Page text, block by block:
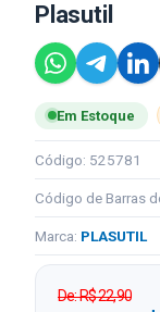
Plasutil
Em Estoque
Código: 525781
Código de Barras
Marca: PLASUTIL
De: R$ 22,90